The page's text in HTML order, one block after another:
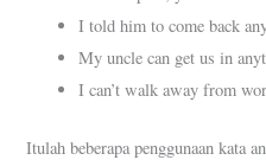
I told him to come back
My uncle can get us in
I can’t walk away from
Itulah beberapa penggunaan kata